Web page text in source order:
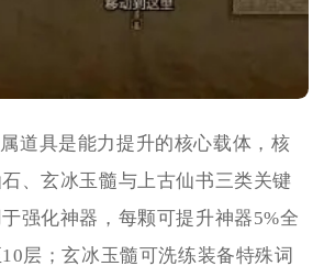
道具是能力提升的核心载体，核
、玄冰玉髓与上古仙书三类关键
强化神器，每颗可提升神器5%全
层；玄冰玉髓可洗练装备特殊词